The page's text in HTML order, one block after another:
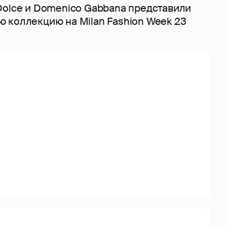
и Domenico Gabbana представили
на Milan Fashion Week 23